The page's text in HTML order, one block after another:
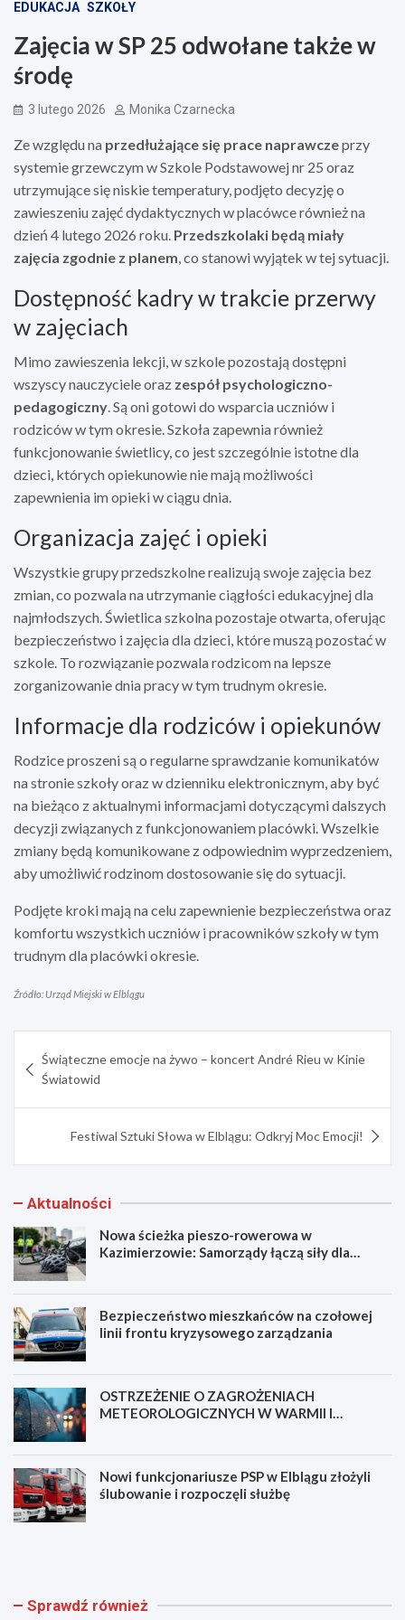
EDUKACJA SZKOŁY
Zajęcia w SP 25 odwołane także w
środę
3 lutego 2026 Monika Czarnecka
Ze względu na przedłużające się prace naprawczeprzy
systemie grzewczym w Szkole Podstawowej nr 25 oraz
utrzymujące się niskie temperatury, podjęto decyzję o
zawieszeniu zajęć dydaktycznych w placówce również na
dzień 4 lutego 2026 roku. Przedszkolaki będą miały
zajęcia zgodnie z planem, co stanowi wyjątek w tej sytuacji.
Dostępność kadry w trakcie przerwy
w zajęciach
Mimo zawieszenia lekcji, w szkole pozostają dostępni
wszyscy nauczyciele oraz zespół psychologiczno-
pedagogiczny. Są oni gotowi do wsparcia uczniów i
rodziców w tym okresie. Szkoła zapewnia również
funkcjonowanie świetlicy, co jest szczególnie istotne dla
dzieci, których opiekunowie nie mają możliwości
zapewnienia im opieki w ciągu dnia.
Organizacja zajęć i opieki
Wszystkie grupy przedszkolne realizują swoje zajęcia bez
zmian, co pozwala na utrzymanie ciągłości edukacyjnej dla
najmłodszych. Świetlica szkolna pozostaje otwarta, oferując
bezpieczeństwo i zajęcia dla dzieci, które muszą pozostać w
szkole. To rozwiązanie pozwala rodzicom na lepsze
zorganizowanie dnia pracy w tym trudnym okresie.
Informacje dla rodziców i opiekunów
Rodzice proszeni są o regularne sprawdzanie komunikatów
na stronie szkoły oraz w dzienniku elektronicznym, aby być
na bieżąco z aktualnymi informacjami dotyczącymi dalszych
decyzji związanych z funkcjonowaniem placówki. Wszelkie
zmiany będą komunikowane z odpowiednim wyprzedzeniem,
aby umożliwić rodzinom dostosowanie się do sytuacji.
Podjęte kroki mają na celu zapewnienie bezpieczeństwa oraz
komfortu wszystkich uczniów i pracowników szkoły w tym
trudnym dla placówki okresie.
Źródło: Urząd Miejski w Elblągu
wpisu
Świąteczne emocje na żywo – koncert André Rieu w Kinie
Światowid
Festiwal Sztuki Słowa w Elblągu: Odkryj Moc Emocji!
Aktualności
Nowa ścieżka pieszo-rowerowa w
Kazimierzowie: Samorządy łączą siły dla
Bezpieczeństwo mieszkańców na czołowej
linii frontu kryzysowego zarządzania
OSTRZEŻENIE O ZAGROŻENIACH
METEOROLOGICZNYCH W WARMII I
Nowi funkcjonariusze PSP w Elblągu złożyli
ślubowanie i rozpoczęli służbę
N
c
B
e Sprawdź również